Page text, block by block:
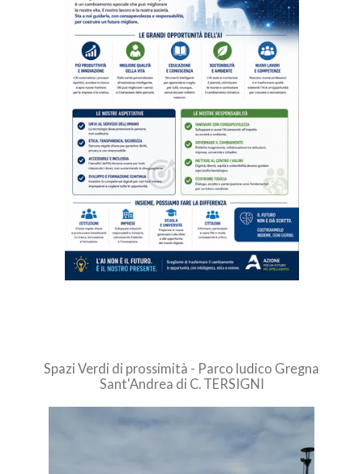
Spazi Verdi di prossimità - Parco ludico Gregna
Sant'Andrea di C. TERSIGNI